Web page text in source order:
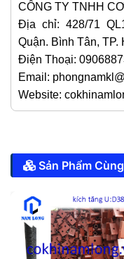
CÔNG TY TNHH
Địa chỉ: 428/71
Quận. Bình Tân, TP.
Điện Thoại:
Email:
Website:
Sản Phẩm